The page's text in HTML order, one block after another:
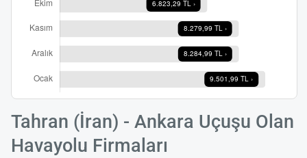
Tahran (İran) - Ankara Uçuşu Olan
Havayolu Firmaları